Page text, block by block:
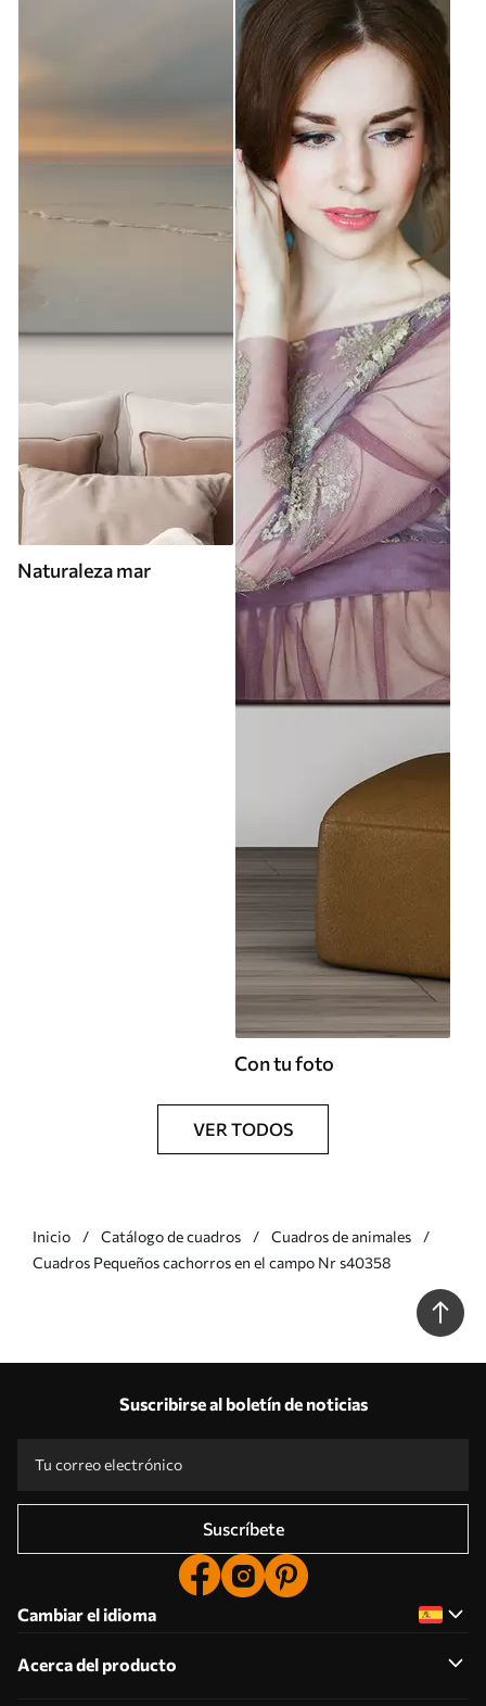
Naturaleza mar
Con tu foto
VER TODOS
Inicio Catálogo de cuadros
Cuadros de animales
Cuadros Pequeños cachorros en el campo Nr s40358
Suscribirse al boletín de noticias
Suscríbete
Cambiar el idioma
Acerca del producto